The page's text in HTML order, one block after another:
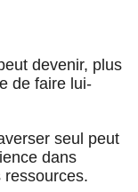
devenir, plus
de faire lui-
seul peut
dans
ressources.